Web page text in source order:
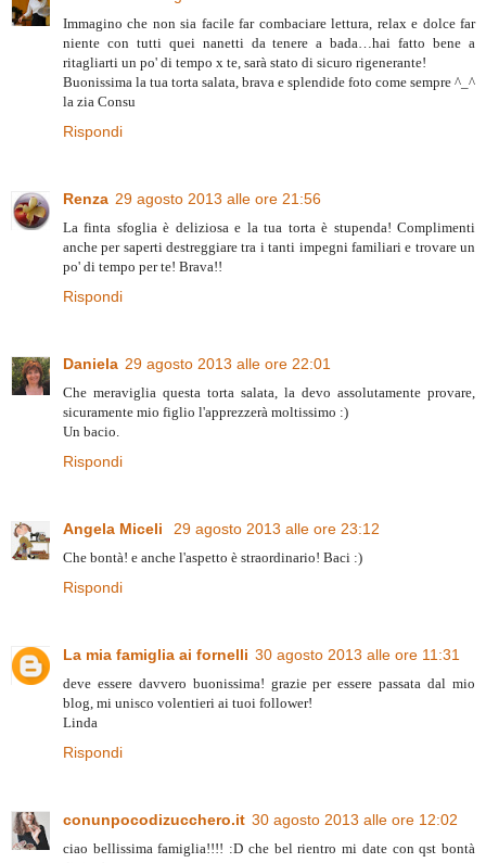
Immagino che non sia facile far combaciare lettura, relax e dolce far
niente con tutti quei nanetti da tenere a bada…hai fatto bene a
ritagliarti un po' di tempo x te, sarà stato di sicuro rigenerante!
Buonissima la tua torta salata, brava e splendide foto come sempre ^_^
la zia Consu
Rispondi
Renza 29 agosto 2013 alle ore 21:56
La finta sfoglia è deliziosa e la tua torta è stupenda! Complimenti
anche per saperti destreggiare tra i tanti impegni familiari e trovare un
po' di tempo per te! Brava!!
Rispondi
Daniela 29 agosto 2013 alle ore 22:01
Che meraviglia questa torta salata, la devo assolutamente provare,
sicuramente mio figlio l'apprezzerà moltissimo :)
Un bacio.
Rispondi
Angela Miceli 29 agosto 2013 alle ore 23:12
Che bontà! e anche l'aspetto è straordinario! Baci :)
Rispondi
La mia famiglia ai fornelli 30 agosto 2013 alle ore 11:31
deve essere davvero buonissima! grazie per essere passata dal mio
blog, mi unisco volentieri ai tuoi follower!
Linda
Rispondi
conunpocodizucchero.it 30 agosto 2013 alle ore 12:02
ciao bellissima famiglia!!!! :D che bel rientro mi date con qst bontà